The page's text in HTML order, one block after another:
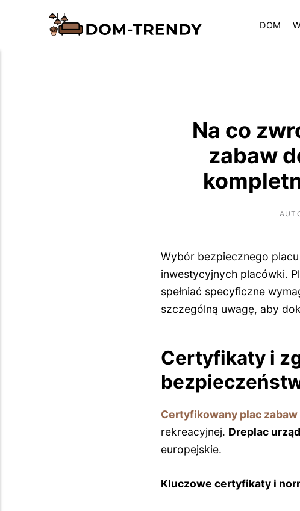
DOM
Na co
zabaw
Wybór bezpiecznego
inwestycyjnych placówki.
spełniać specyficzne
szczególną uwagę, aby
Certyfikaty i
Certyfikowany plac
rekreacyjnej. Dreplac
europejskie.
Kluczowe certyfikaty i